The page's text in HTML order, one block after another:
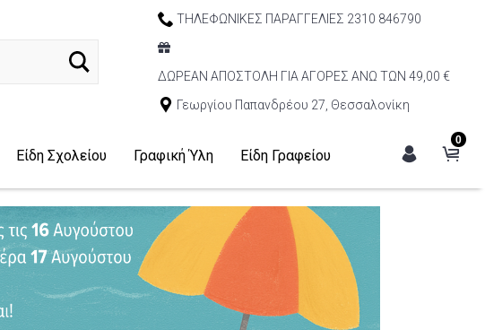
ΤΗΛΕΦΩΝΙΚΕΣ ΠΑΡΑΓΓΕΛΙΕΣ 2310 846790
ΔΩΡΕΑΝ ΑΠΟΣΤΟΛΗ ΓΙΑ ΑΓΟΡΕΣ ΑΝΩ ΤΩΝ 49,00 €
Γεωργίου Παπανδρέου 27, Θεσσαλονίκη
0
Είδη Σχολείου Γραφική Ύλη Είδη Γραφείου